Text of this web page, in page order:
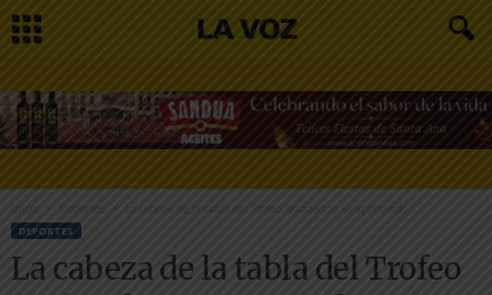
Inicio La cabeza de la tabla del Trofeo Amistad se va apretando
DEPORTES
La cabeza de la tabla del Trofeo